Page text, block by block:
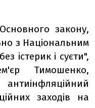
закону,
з Національним
істерик і суєти",
Тимошенко,
заходів на